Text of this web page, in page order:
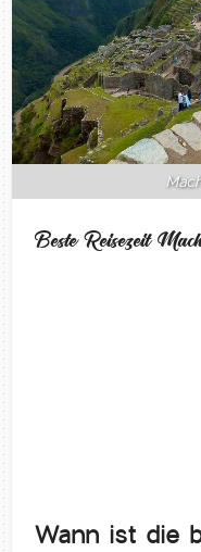
Beste Reisezeit
Wann ist die